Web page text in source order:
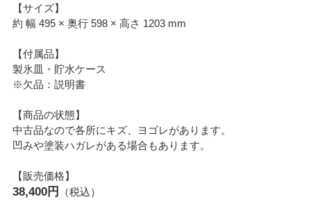
【サイズ】
約 幅 495 × 奥行 598 × 高さ 1203 mm
【付属品】
製氷皿・貯水ケース
※欠品：説明書
【商品の状態】
中古品なので各所にキズ、ヨゴレがあります。
凹みや塗装ハガレがある場合もあります。
【販売価格】
38,400円 （税込）